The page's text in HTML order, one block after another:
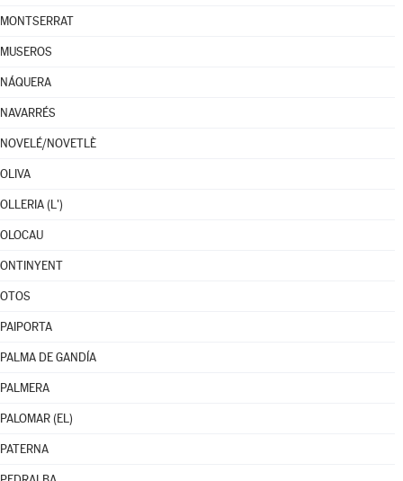
MONTSERRAT
MUSEROS
NÁQUERA
NAVARRÉS
NOVELÉ/NOVETLÈ
OLIVA
OLLERIA (L')
OLOCAU
ONTINYENT
OTOS
PAIPORTA
PALMA DE GANDÍA
PALMERA
PALOMAR (EL)
PATERNA